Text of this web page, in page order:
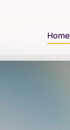
Home